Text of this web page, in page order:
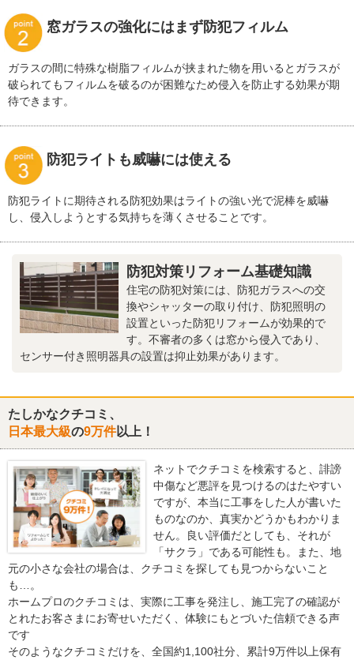
窓ガラスの強化にはまず防犯フィルム
ガラスの間に特殊な樹脂フィルムが挟まれた物を用いるとガラスが
破られてもフィルムを破るのが困難なため侵入を防止する効果が期
待できます。
防犯ライトも威嚇には使える
防犯ライトに期待される防犯効果はライトの強い光で泥棒を威嚇
し、侵入しようとする気持ちを薄くさせることです。
防犯対策リフォーム基礎知識
住宅の防犯対策には、防犯ガラスへの交
換やシャッターの取り付け、防犯照明の
設置といった防犯リフォームが効果的で
す。不審者の多くは窓から侵入であり、
センサー付き照明器具の設置は抑止効果があります。
たしかなクチコミ、
日本最大級の9万件以上！
ネットでクチコミを検索すると、誹謗
中傷など悪評を見つけるのはたやすい
ですが、本当に工事をした人が書いた
ものなのか、真実かどうかもわかりま
せん。良い評価だとしても、それが
「サクラ」である可能性も。また、地
元の小さな会社の場合は、クチコミを探しても見つからないこと
も…。
ホームプロのクチコミは、実際に工事を発注し、施工完了の確認が
とれたお客さまにお寄せいただく、体験にもとづいた信頼できる声
です
そのようなクチコミだけを、全国約1,100社分、累計9万件以上保有